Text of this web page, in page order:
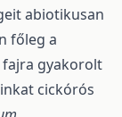
abiotikusan
főleg a
gyakorolt
cickórós